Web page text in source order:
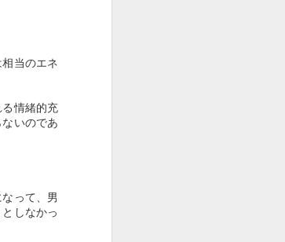
当のエネ
情緒的充
いのであ
って、男
しなかっ
以である。
ある。
見て安心せよ」という
いされない穢多・非人
いではないか」。